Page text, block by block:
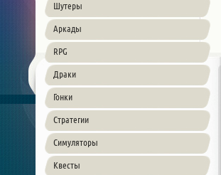
Шутеры
Аркады
RPG
Драки
Гонки
Стратегии
Симуляторы
Квесты